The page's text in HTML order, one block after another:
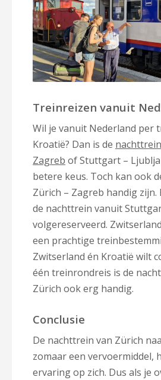
Treinreizen vanuit
Wil je vanuit Nederland per
Kroatië? Dan is de
Zagreb of Stuttgart –
betere keus. Toch kan ook
Zürich – Zagreb handig zijn.
de nachttrein vanuit
volgereserveerd.
een prachtige
Zwitserland én Kroatië wilt
één treinrondreis is de
Zürich ook erg handig.
Conclusie
De nachttrein van Zürich
zomaar een vervoermiddel,
ervaring op zich. Dus als je